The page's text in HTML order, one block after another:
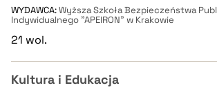
WYDAWCA:Wyższa Szkoła Bezpieczeństwa
Indywidualnego "APEIRON" w Krakowie
21 wol.
Kultura i Edukacja